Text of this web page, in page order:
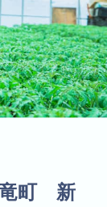
竜町 新